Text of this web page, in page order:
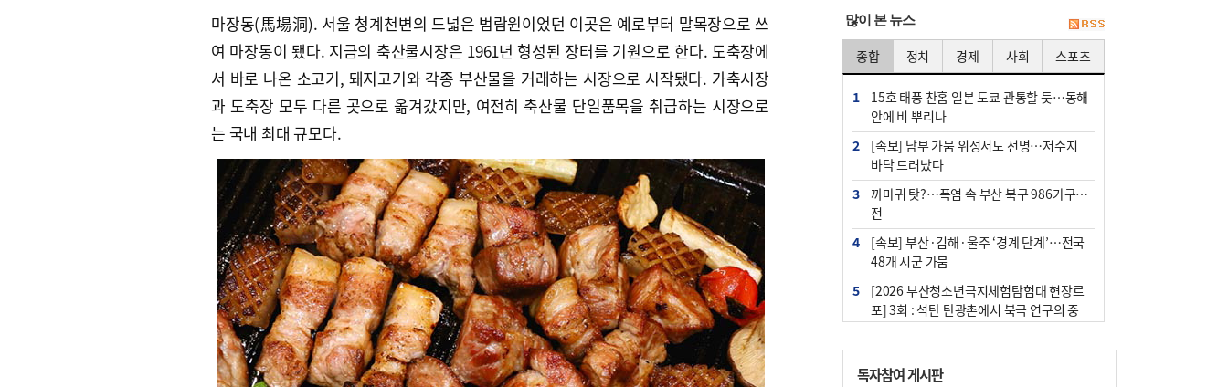
마장동(馬場洞). 서울 청계천변의 드넓은 범람원이었던 이곳은 예로부터 말목장으로 쓰
여 마장동이 됐다. 지금의 축산물시장은 1961년 형성된 장터를 기원으로 한다. 도축장에
서 바로 나온 소고기, 돼지고기와 각종 부산물을 거래하는 시장으로 시작됐다. 가축시장
과 도축장 모두 다른 곳으로 옮겨갔지만, 여전히 축산물 단일품목을 취급하는 시장으로
는 국내 최대 규모다.
部)’에 생기는 악성 종양이다. 간동맥
문맥 림프절 담
많이 본 뉴스
종합 정치 경제 사회 스포츠
1
15호 태풍 찬홈 일본 도쿄 관통할 듯…동해
안에 비 뿌리나
2
[속보] 남부 가뭄 위성서도 선명…저수지
바닥 드러났다
3
까마귀 탓?…폭염 속 부산 북구 986가구 정
전
4
[속보] 부산·김해·울주 ‘경계 단계’…전국
48개 시군 가뭄
5
[2026 부산청소년극지체험탐험대 현장르
포] 3회 : 석탄 탄광촌에서 북극 연구의 중
위는 지속
독자참여 게시판